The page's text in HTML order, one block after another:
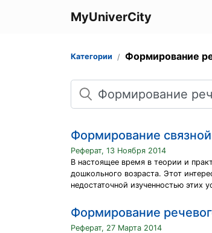
MyUniverCity
Категории Формирование
Поиск
Формирование
Реферат, 13 Ноября 2014
В настоящее время в теории и
дошкольного возраста. Этот
недостаточной изученностью этих
Формирование
Реферат, 27 Марта 2014